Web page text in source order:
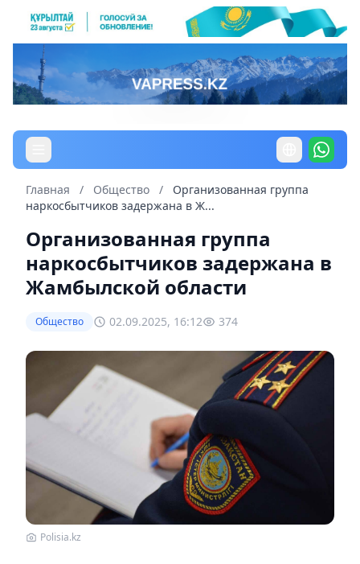
Главная / Общество /
Организованная группа
наркосбытчиков задержана в Ж...
Организованная группа
наркосбытчиков задержана в
Жамбылской области
Общество 02.09.2025, 16:12 374
Polisia.kz